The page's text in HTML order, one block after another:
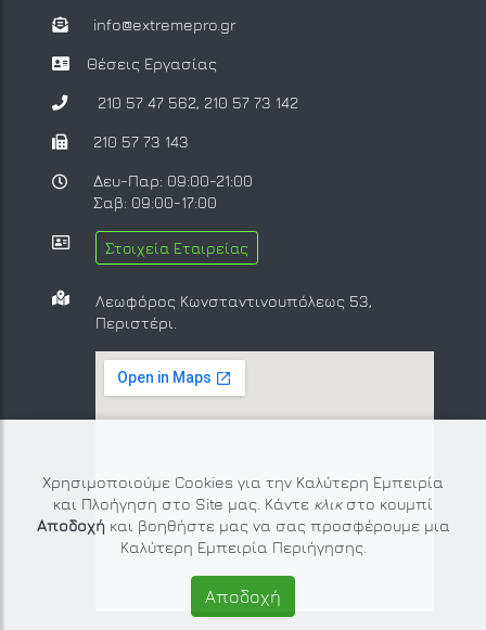
Χρησιμοποιούμε Cookies για την Καλύτερη Εμπειρία
και Πλοήγηση στο Site μας. Κάντε κλικ στο κουμπί
Αποδοχήκαι βοηθήστε μας να σας προσφέρουμε μια
Καλύτερη Εμπειρία Περιήγησης.
Αποδοχή
info@extremepro.gr
Θέσεις Εργασίας
210 57 47 562, 210 57 73 142
210 57 73 143
Δευ-Παρ: 09:00-21:00
Σαβ: 09:00-17:00
Στοιχεία Εταιρείας
Λεωφόρος Κωνσταντινουπόλεως 53,
Περιστέρι.